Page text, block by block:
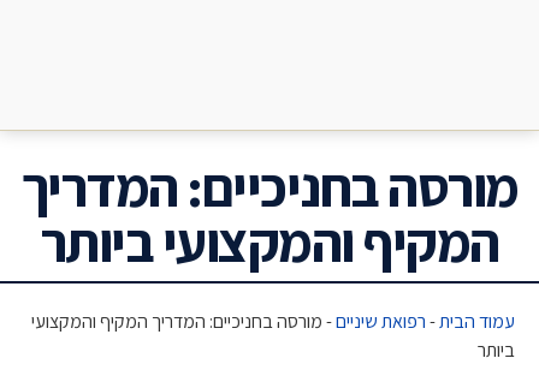
מורסה בחניכיים: המדריך
המקיף והמקצועי ביותר
עמוד הבית-רפואת שיניים-מורסה בחניכיים: המדריך המקיף והמקצועי
ביותר